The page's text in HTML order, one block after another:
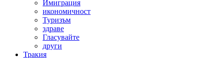
Имиграция
икономичност
Туризъм
здраве
Гласувайте
други
Тракия